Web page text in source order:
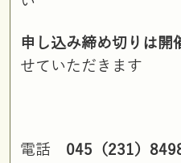
申し込み締め切りは開
せていただきます
電話 045 （231）